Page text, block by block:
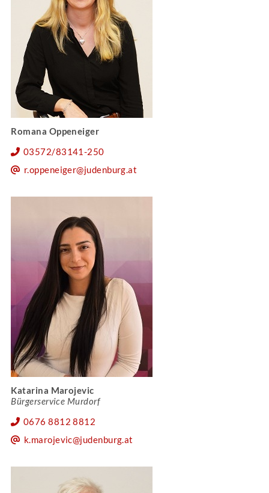
Romana Oppeneiger
03572/83141-250
r.oppeneiger@judenburg.at
Katarina Marojevic
Bürgerservice Murdorf
0676 8812 8812
k.marojevic@judenburg.at